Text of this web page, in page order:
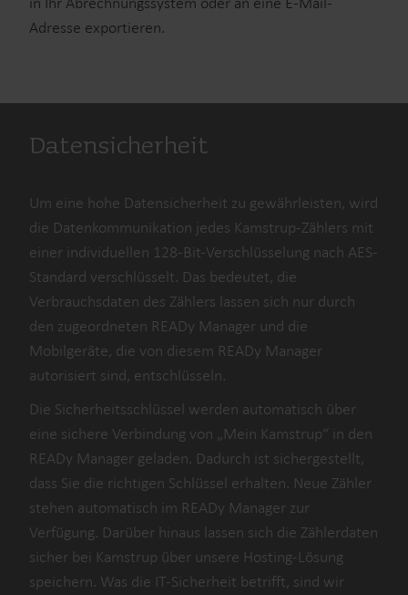
Adresse exportieren.
Datensicherheit
Um eine hohe Datensicherheit zu gewährleisten, wird
die Datenkommunikation jedes Kamstrup-Zählers mit
einer individuellen 128-Bit-Verschlüsselung nach AES-
Standard verschlüsselt. Das bedeutet, die
Verbrauchsdaten des Zählers lassen sich nur durch
den zugeordneten READy Manager und die
Mobilgeräte, die von diesem READy Manager
autorisiert sind, entschlüsseln.
Die Sicherheitsschlüssel werden automatisch über
eine sichere Verbindung von „Mein Kamstrup“ in den
READy Manager geladen. Dadurch ist sichergestellt,
dass Sie die richtigen Schlüssel erhalten. Neue Zähler
stehen automatisch im READy Manager zur
Verfügung. Darüber hinaus lassen sich die Zählerdaten
sicher bei Kamstrup über unsere Hosting-Lösung
speichern. Was die IT-Sicherheit betrifft, sind wir